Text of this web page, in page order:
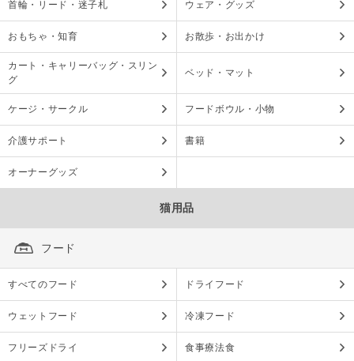
首輪・リード・迷子札 ウェア・グッズ
おもちゃ・知育 お散歩・お出かけ
カート・キャリーバッグ・スリン
グ
ベッド・マット
ケージ・サークル フードボウル・小物
介護サポート 書籍
オーナーグッズ
猫用品
フード
すべてのフード ドライフード
ウェットフード 冷凍フード
フリーズドライ 食事療法食